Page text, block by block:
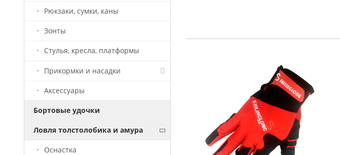
Рюкзаки, сумки, каны
Зонты
Стулья, кресла, платформы
Прикормки и насадки
Насадки Старый Призрак
Аксессуары
Бортовые удочки
Ловля толстолобика и амура
Оснастка
ЗАКОНЧИЛИСЬ